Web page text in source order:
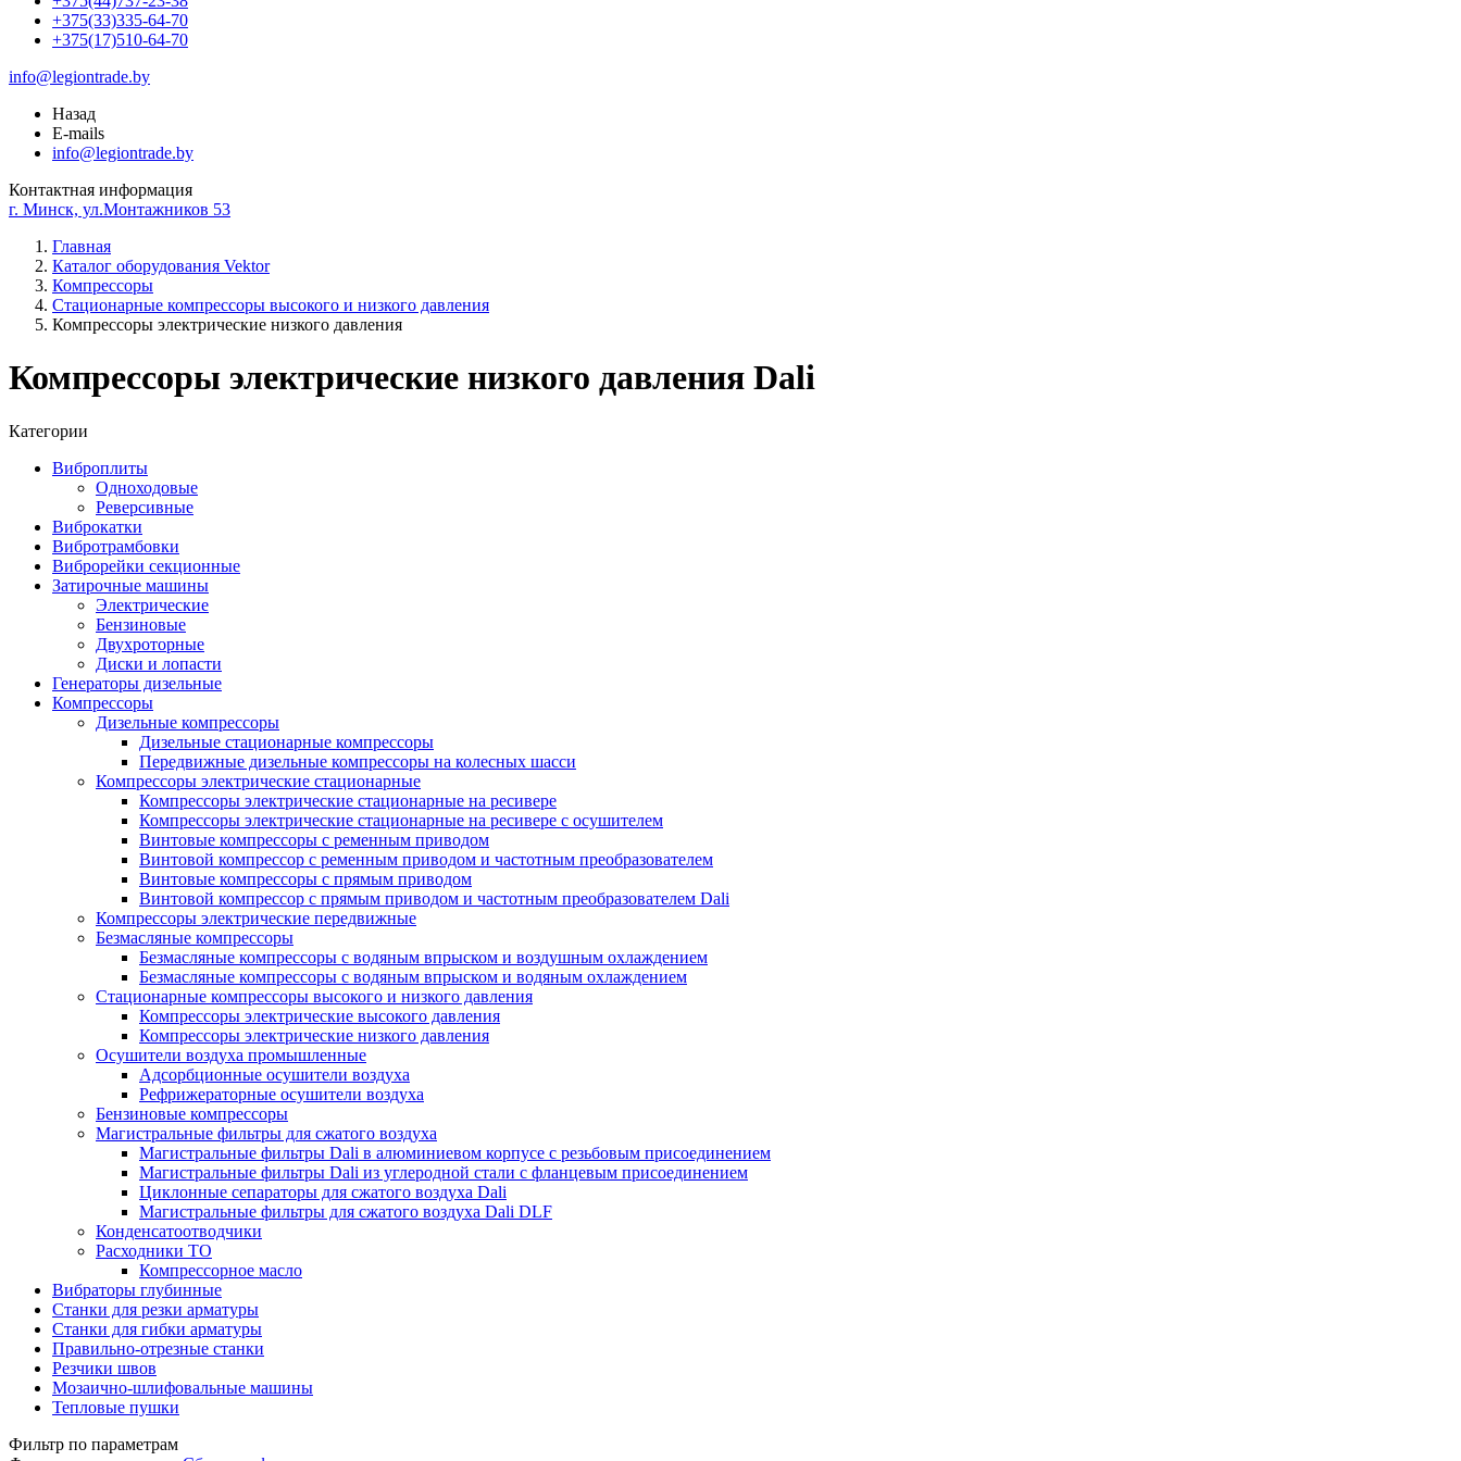
+375(33)335-64-70
+375(17)510-64-70
info@legiontrade.by
Назад
E-mails
info@legiontrade.by
Контактная информация
г. Минск, ул.Монтажников 53
Главная
Каталог оборудования Vektor
Компрессоры
Стационарные компрессоры высокого и низкого давления
Компрессоры электрические низкого давления
Компрессоры электрические низкого давления Dali
Категории
Виброплиты
Одноходовые
Реверсивные
Виброкатки
Вибротрамбовки
Виброрейки секционные
Затирочные машины
Электрические
Бензиновые
Двухроторные
Диски и лопасти
Генераторы дизельные
Компрессоры
Дизельные компрессоры
Дизельные стационарные компрессоры
Передвижные дизельные компрессоры на колесных шасси
Компрессоры электрические стационарные
Компрессоры электрические стационарные на ресивере
Компрессоры электрические стационарные на ресивере с осушителем
Винтовые компрессоры с ременным приводом
Винтовой компрессор с ременным приводом и частотным преобразователем
Винтовые компрессоры с прямым приводом
Винтовой компрессор с прямым приводом и частотным преобразователем Dali
Компрессоры электрические передвижные
Безмасляные компрессоры
Безмасляные компрессоры с водяным впрыском и воздушным охлаждением
Безмасляные компрессоры с водяным впрыском и водяным охлаждением
Стационарные компрессоры высокого и низкого давления
Компрессоры электрические высокого давления
Компрессоры электрические низкого давления
Осушители воздуха промышленные
Адсорбционные осушители воздуха
Рефрижераторные осушители воздуха
Бензиновые компрессоры
Магистральные фильтры для сжатого воздуха
Магистральные фильтры Dali в алюминиевом корпусе с резьбовым присоединением
Магистральные фильтры Dali из углеродной стали с фланцевым присоединением
Циклонные сепараторы для сжатого воздуха Dali
Магистральные фильтры для сжатого воздуха Dali DLF
Конденсатоотводчики
Расходники ТО
Компрессорное масло
Вибраторы глубинные
Станки для резки арматуры
Станки для гибки арматуры
Правильно-отрезные станки
Резчики швов
Мозаично-шлифовальные машины
Тепловые пушки
Фильтр по параметрам